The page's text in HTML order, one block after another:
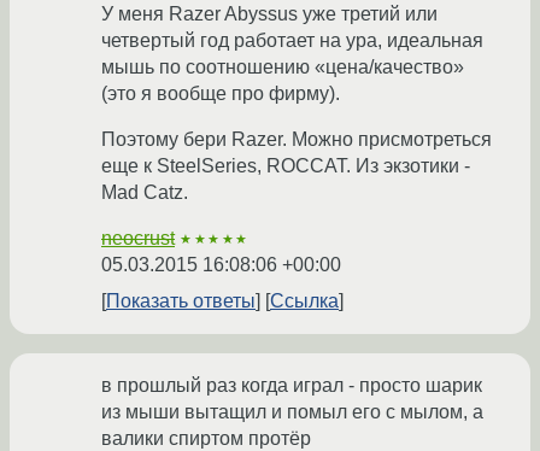
У меня Razer Abyssus уже третий или
четвертый год работает на ура, идеальная
мышь по соотношению «цена/качество»
(это я вообще про фирму).
Поэтому бери Razer. Можно присмотреться
еще к SteelSeries, ROCCAT. Из экзотики -
Mad Catz.
neocrust ★★★★★
05.03.2015 16:08:06 +00:00
Показать ответы
Ссылка
в прошлый раз когда играл - просто шарик
из мыши вытащил и помыл его с мылом, а
валики спиртом протёр